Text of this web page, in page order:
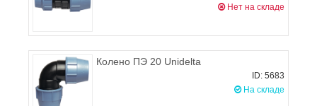
Нет на складе
Колено ПЭ 20 Unidelta
ID: 5683
На складе